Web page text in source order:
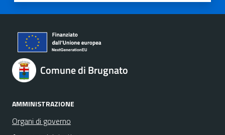
Comune di Brugnato
AMMINISTRAZIONE
Organi di governo